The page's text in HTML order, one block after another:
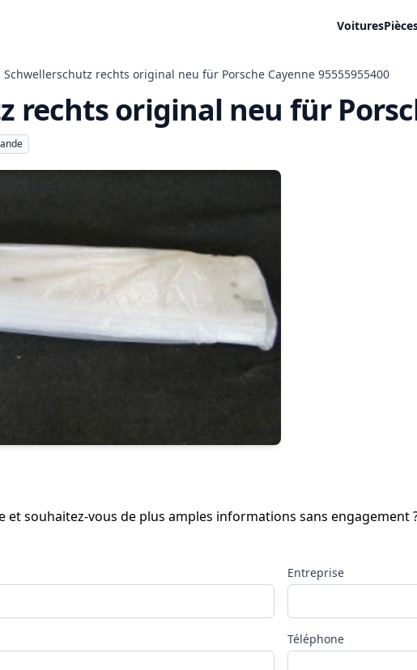
Voitures
Schwellerschutz rechts original neu für Porsche Cayenne 95555955400
rechts original neu für
et souhaitez-vous de plus amples informations sans engagement
Entreprise
Téléphone